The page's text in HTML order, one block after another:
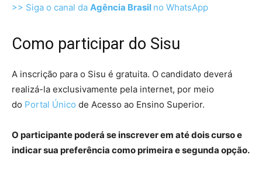
>> Siga o canal da Agência Brasil no WhatsApp
Como participar do Sisu
A inscrição para o Sisu é gratuita. O candidato deverá
realizá-la exclusivamente pela internet, por meio
do Portal Único de Acesso ao Ensino Superior.
O participante poderá se inscrever em até dois curso e
indicar sua preferência como primeira e segunda opção.